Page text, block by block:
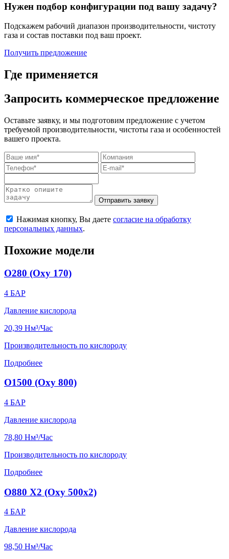
Нужен подбор конфигурации под вашу задачу?
Подскажем рабочий диапазон производительности, чистоту
газа и состав поставки под ваш проект.
Получить предложение
Где применяется
Запросить коммерческое предложение
Оставьте заявку, и мы подготовим предложение с учетом
требуемой производительности, чистоты газа и особенностей
вашего проекта.
Отправить заявку
Нажимая кнопку, Вы даете согласие на обработку
персональных данных.
Похожие модели
O280 (Oxy 170)
4 БАР
Давление кислорода
20,39 Нм³/Час
Производительность по кислороду
Подробнее
O1500 (Oxy 800)
4 БАР
Давление кислорода
78,80 Нм³/Час
Производительность по кислороду
Подробнее
O880 X2 (Oxy 500x2)
4 БАР
Давление кислорода
98,50 Нм³/Час